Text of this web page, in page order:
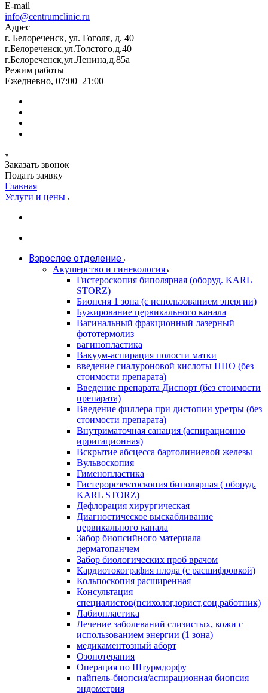
E-mail
info@centrumclinic.ru
Адрес
г. Белореченск, ул. Гоголя, д. 40
г.Белореченск,ул.Толстого,д.40
г.Белореченск,ул.Ленина,д.85а
Режим работы
Ежедневно, 07:00–21:00
Заказать звонок
Подать заявку
Главная
Услуги и цены
Взрослое отделение
Акушерство и гинекология
Гистероскопия биполярная (оборуд. KARL
STORZ)
Биопсия 1 зона (с использованием энергии)
Бужирование цервикального канала
Вагинальный фракционный лазерный
фототермолиз
вагинопластика
Вакуум-аспирация полости матки
введение гиалуроновой кислоты НПО (без
стоимости препарата)
Введение препарата Диспорт (без стоимости
препарата)
Введение филлера при дистопии уретры (без
стоимости препарата)
Внутриматочная санация (аспирационно
ирригационная)
Вскрытие абсцесса бартолиниевой железы
Вульвоскопия
Гименопластика
Гистерорезектоскопия биполярная ( оборуд.
KARL STORZ)
Дефлорация хирургическая
Диагностическое выскабливание
цервикального канала
Забор биопсийного материала
дерматопанчем
Забор биологических проб врачом
Кардиотокография плода (с расшифровкой)
Кольпоскопия расширенная
Консультация
специалистов(психолог,юрист,соц.работник)
Лабиопластика
Лечение заболеваний слизистых, кожи с
использованием энергии (1 зона)
медикаментозный аборт
Озонотерапия
Операция по Штурмдорфу
пайпель-биопсия/аспирационная биопсия
эндометрия